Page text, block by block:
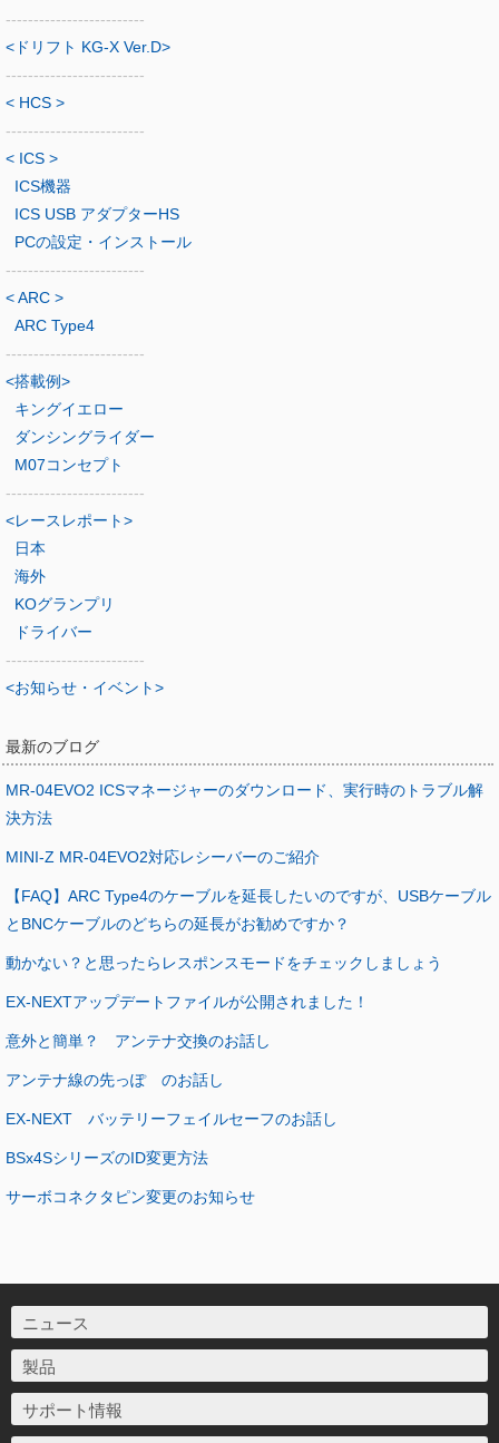
-------------------------
<ドリフト KG-X Ver.D>
-------------------------
< HCS >
-------------------------
< ICS >
ICS機器
ICS USB アダプターHS
PCの設定・インストール
-------------------------
< ARC >
ARC Type4
-------------------------
<搭載例>
キングイエロー
ダンシングライダー
M07コンセプト
-------------------------
<レースレポート>
日本
海外
KOグランプリ
ドライバー
-------------------------
<お知らせ・イベント>
最新のブログ
MR-04EVO2 ICSマネージャーのダウンロード、実行時のトラブル解
決方法
MINI-Z MR-04EVO2対応レシーバーのご紹介
【FAQ】ARC Type4のケーブルを延長したいのですが、USBケーブル
とBNCケーブルのどちらの延長がお勧めですか？
動かない？と思ったらレスポンスモードをチェックしましょう
EX-NEXTアップデートファイルが公開されました！
意外と簡単？ アンテナ交換のお話し
アンテナ線の先っぽ のお話し
EX-NEXT バッテリーフェイルセーフのお話し
BSx4SシリーズのID変更方法
サーボコネクタピン変更のお知らせ
ニュース
製品
サポート情報